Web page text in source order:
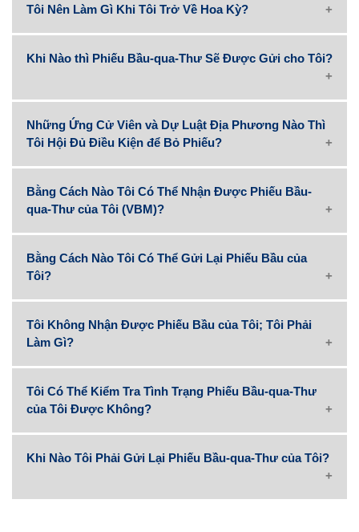
Tôi Nên Làm Gì Khi Tôi Trở Về Hoa Kỳ?
Khi Nào thì Phiếu Bầu-qua-Thư Sẽ Được Gửi cho Tôi?
Những Ứng Cử Viên và Dự Luật Địa Phương Nào Thì
Tôi Hội Đủ Điều Kiện để Bỏ Phiếu?
Bằng Cách Nào Tôi Có Thể Nhận Được Phiếu Bầu-
qua-Thư của Tôi (VBM)?
Bằng Cách Nào Tôi Có Thể Gửi Lại Phiếu Bầu của
Tôi?
Tôi Không Nhận Được Phiếu Bầu của Tôi; Tôi Phải
Làm Gì?
Tôi Có Thể Kiểm Tra Tình Trạng Phiếu Bầu-qua-Thư
của Tôi Được Không?
Khi Nào Tôi Phải Gửi Lại Phiếu Bầu-qua-Thư của Tôi?